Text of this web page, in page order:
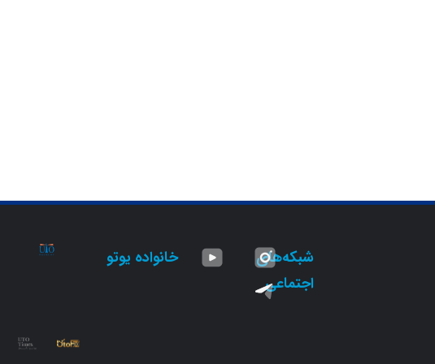
شبکه‌های
اجتماعی
خانواده یوتو